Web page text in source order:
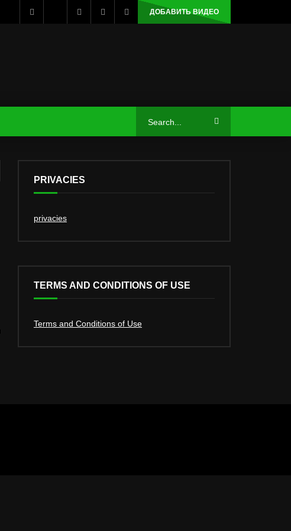
ДОБАВИТЬ ВИДЕО
PRIVACIES
privacies
TERMS AND CONDITIONS OF USE
Terms and Conditions of Use